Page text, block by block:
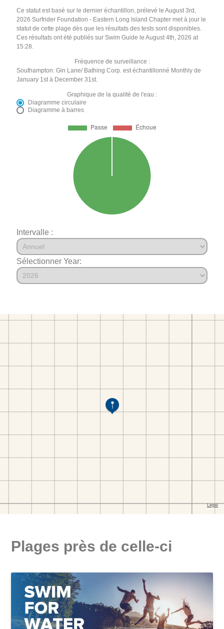
Ce statut est basé sur le dernier échantillon, prélevé le August 3rd,
2026 Surfrider Foundation - Eastern Long Island Chapter met à jour le
statut de cette plage dès que les résultats des tests sont disponibles.
Ces résultats ont été publiés sur Swim Guide le August 4th, 2026 at
15:28.
Fréquence de surveillance :
Southampton: Gin Lane/ Bathing Corp. est échantillonné Monthly de
January 1st à December 31st.
Graphique de la qualité de l'eau :
Diagramme circulaire
Diagramme à barres
Intervalle :
Sélectionner Year:
Plages près de celle-ci